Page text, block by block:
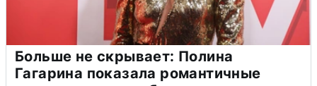
Больше не скрывает: Полина
Гагарина показала романтичные